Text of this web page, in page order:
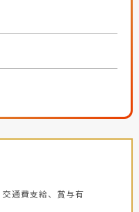
通費支給、賞与有